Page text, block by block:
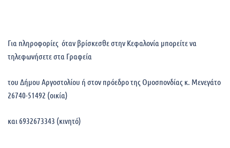
Για πληροφορίες όταν βρίσκεσθε στην Κεφαλονία μπορείτε να
τηλεφωνήσετε στα Γραφεία
του Δήμου Αργοστολίου ή στον πρόεδρο της Ομοσπονδίας κ. Μενεγάτο
26740-51492 (οικία)
και 6932673343 (κινητό)